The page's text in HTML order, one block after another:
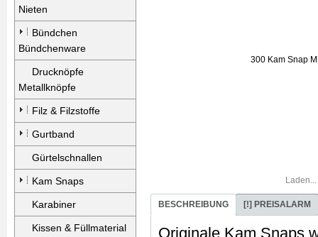
Nieten
Bündchen
Bündchenware
Drucknöpfe
Metallknöpfe
Filz & Filzstoffe
Gurtband
Gürtelschnallen
Kam Snaps
Karabiner
Kissen & Füllmaterial
Laden...
BESCHREIBUNG [!] PREISALARM
Originale Kam Snaps